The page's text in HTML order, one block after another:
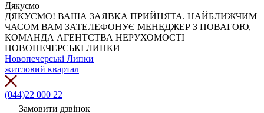
Дякуємо
ДЯКУЄМО! ВАША ЗАЯВКА ПРИЙНЯТА. НАЙБЛИЖЧИМ
ЧАСОМ ВАМ ЗАТЕЛЕФОНУЄ МЕНЕДЖЕР З ПОВАГОЮ,
КОМАНДА АГЕНТСТВА НЕРУХОМОСТІ
НОВОПЕЧЕРСЬКІ ЛИПКИ
Новопечерські Липки
житловий квартал
(044)22 000 22
Замовити дзвінок